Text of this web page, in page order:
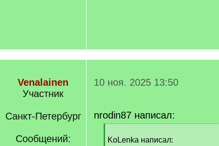
Venalainen
Участник
Санкт-Петербург
Сообщений:
10 ноя. 2025 13:50
nrodin87 написал:
q
KoLenka написал: